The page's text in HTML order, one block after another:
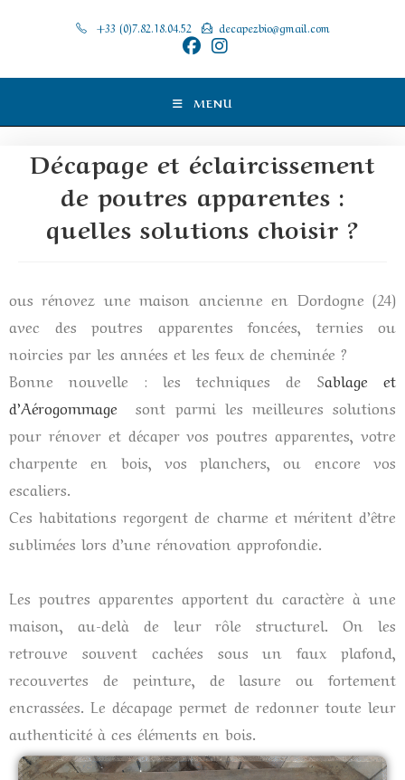
+33 (0)7.82.18.04.52 decapezbio@gmail.com
MENU
Décapage et éclaircissement
de poutres apparentes :
quelles solutions choisir ?
ous rénovez une maison ancienne en Dordogne (24)
avec des poutres apparentes foncées, ternies ou
noircies par les années et les feux de cheminée ?
Bonne nouvelle : les techniques de Sablage et
d’Aérogommage sont parmi les meilleures solutions
pour rénover et décaper vos poutres apparentes, votre
charpente en bois, vos planchers, ou encore vos
escaliers.
Ces habitations regorgent de charme et méritent d’être
sublimées lors d’une rénovation approfondie.
Les poutres apparentes apportent du caractère à une
maison, au-delà de leur rôle structurel. On les
retrouve souvent cachées sous un faux plafond,
recouvertes de peinture, de lasure ou fortement
encrassées. Le décapage permet de redonner toute leur
authenticité à ces éléments en bois.